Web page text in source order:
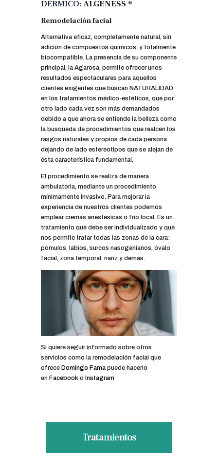
DÉRMICO: ALGENESS ®
Remodelación facial
Alternativa eficaz, completamente natural, sin
adición de compuestos químicos, y totalmente
biocompatible. La presencia de su componente
principal, la Agarosa, permite ofrecer unos
resultados espectaculares para aquellos
clientes exigentes que buscan NATURALIDAD
en los tratamientos médico-estéticos, que por
otro lado cada vez son más demandados
debido a que ahora se entiende la belleza como
la búsqueda de procedimientos que realcen los
rasgos naturales y propios de cada persona
dejando de lado estereotipos que se alejan de
ésta característica fundamental.
El procedimiento se realiza de manera
ambulatoria, mediante un procedimiento
mínimamente invasivo. Para mejorar la
experiencia de nuestros clientes podemos
emplear cremas anestésicas o frío local. Es un
tratamiento que debe ser individualizado y que
nos permite tratar todas las zonas de la cara:
pómulos, labios, surcos nasogenianos, óvalo
facial, zona temporal, nariz y demás.
Si quiere seguir informado sobre otros
servicios como la remodelación facial que
ofrece Domingo Fama puede hacerlo
en Facebook o Instagram
Tratamientos